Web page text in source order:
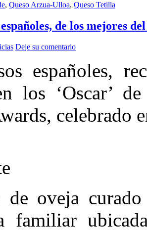
, Queso Arzua-Ulloa, Queso Tetilla
de los mejores
Deje su comentario
españoles,
los ‘Oscar’
celebrado
de oveja curado
familiar